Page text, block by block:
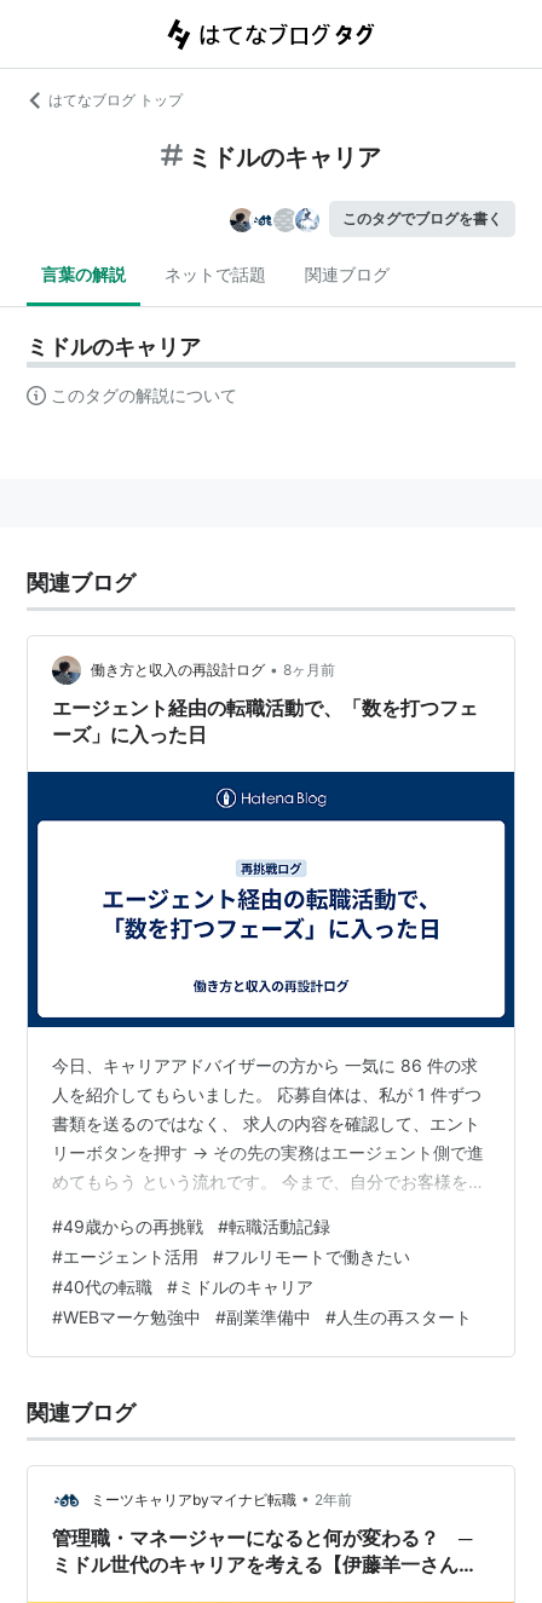
はてなブログ トップ
ミドルのキャリア
このタグでブログを書く
言葉の解説 ネットで話題 関連ブログ
ミドルのキャリア
このタグの解説について
関連ブログ
働き方と収入の再設計ログ • 8ヶ月前
エージェント経由の転職活動で、「数を打つフェ
ーズ」に入った日
今日、キャリアアドバイザーの方から 一気に 86 件の求
人を紹介してもらいました。 応募自体は、私が 1 件ずつ
書類を送るのではなく、 求人の内容を確認して、エント
リーボタンを押す → その先の実務はエージェント側で進
めてもらう という流れです。 今まで、自分でお客様を探
してきたので、 正直どこか不思議な感じもあります。 そ
れでも、年齢・フルリモート希望・未経験業種という条
件で 一人きりで戦うより、 仕組みを使わせてもらえるの
は、今の私には心強いです。 ミドル＋フルリモート希望
＋未経験業種という現実 キャリアアドバイザーの方と話
#49歳からの再挑戦 #転職活動記録
#エージェント活用 #フルリモートで働きたい
#40代の転職 #ミドルのキャリア
#WEBマーケ勉強中 #副業準備中 #人生の再スタート
関連ブログ
ミーツキャリアbyマイナビ転職 • 2年前
管理職・マネージャーになると何が変わる？ ─
ミドル世代のキャリアを考える【伊藤羊一さん対